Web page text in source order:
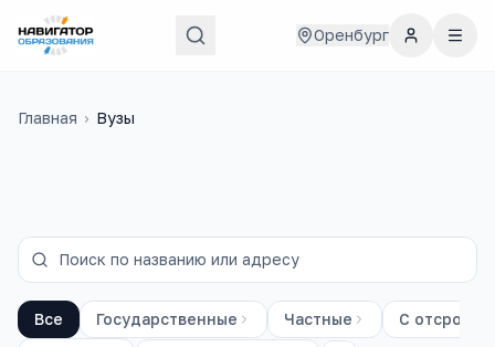
Оренбург
Главная › Вузы
Все Государственные Частные С